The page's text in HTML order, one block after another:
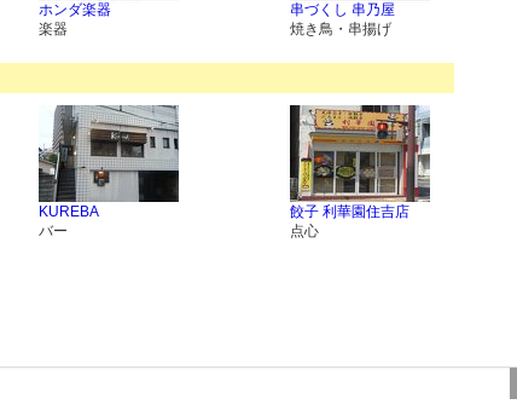
ホンダ楽器
楽器
串づくし 串乃屋
焼き鳥・串揚げ
KUREBA
バー
餃子 利華園住吉店
点心